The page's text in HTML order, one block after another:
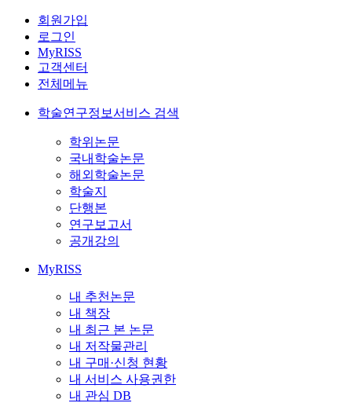
회원가입
로그인
MyRISS
고객센터
전체메뉴
학술연구정보서비스 검색
학위논문
국내학술논문
해외학술논문
학술지
단행본
연구보고서
공개강의
MyRISS
내 추천논문
내 책장
내 최근 본 논문
내 저작물관리
내 구매·신청 현황
내 서비스 사용권한
내 관심 DB